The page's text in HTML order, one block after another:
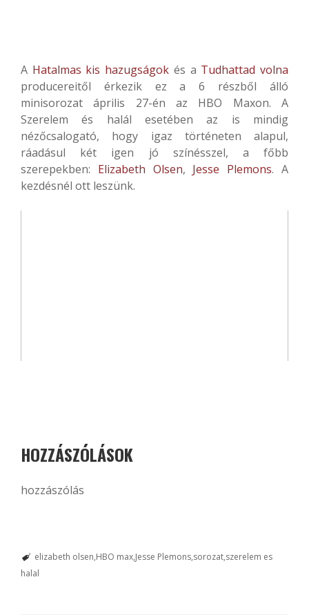
A Hatalmas kis hazugságok és a Tudhattad volna
producereitől érkezik ez a 6 részből álló
minisorozat április 27-én az HBO Maxon. A
Szerelem és halál esetében az is mindig
nézőcsalogató, hogy igaz történeten alapul,
ráadásul két igen jó színésszel, a főbb
szerepekben: Elizabeth Olsen, Jesse Plemons. A
kezdésnél ott leszünk.
HOZZÁSZÓLÁSOK
hozzászólás
elizabeth olsen HBO max Jesse Plemons sorozat szerelem es
halal